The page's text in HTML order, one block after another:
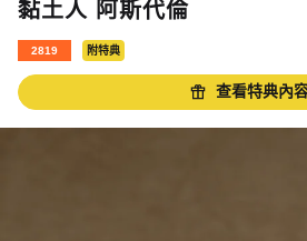
黏土人 阿斯代倫
2819 附特典
查看特典內